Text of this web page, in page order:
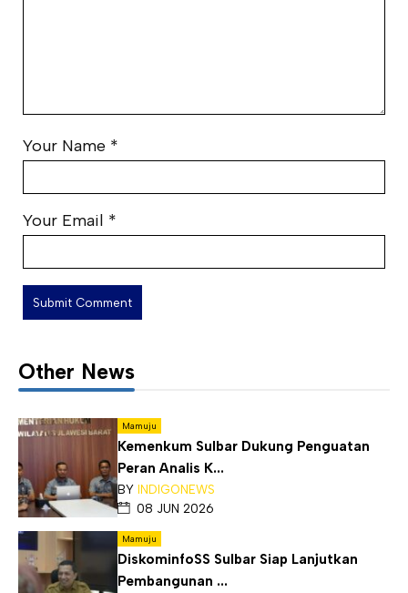
Your Name *
Your Email *
Other News
Mamuju
Kemenkum Sulbar Dukung Penguatan
Peran Analis K...
BY INDIGONEWS
08 JUN 2026
Mamuju
DiskominfoSS Sulbar Siap Lanjutkan
Pembangunan ...